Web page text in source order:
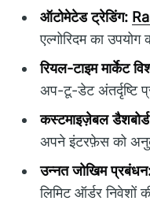
ऑटोमेटेड ट्रेडिंग:
एल्गोरिदम का
रियल-टाइम मार्केट
अप-टू-डेट अंतर्दृष्टि
कस्टमाइज़ेबल
अपने इंटरफ़ेस को
उन्नत जोखिम
लिमिट ऑर्डर निवेशों